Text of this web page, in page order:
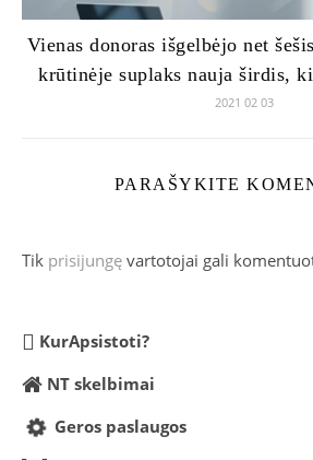
Vienas donoras išgelbėjo net
krūtinėje suplaks nauja širdis,
2021 02 03
PARAŠYKITE
Tik prisijungę vartotojai gali
KurApsistoti?
NT skelbimai
Geros paslaugos